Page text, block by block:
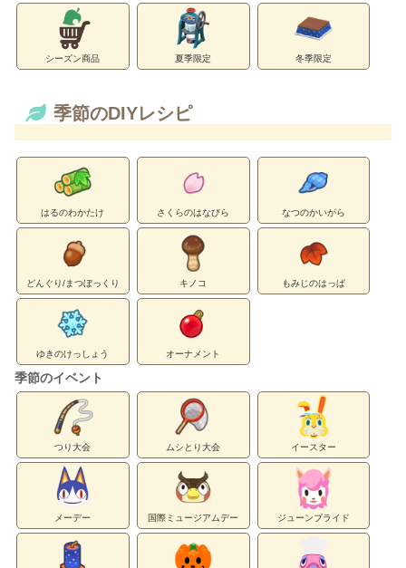
シーズン商品 夏季限定 冬季限定
季節のDIYレシピ
はるのわかたけ さくらのはなびら なつのかいがら
どんぐり/まつぼっくり キノコ もみじのはっぱ
ゆきのけっしょう オーナメント
季節のイベント
つり大会 ムシとり大会 イースター
メーデー 国際ミュージアムデー ジューンブライド